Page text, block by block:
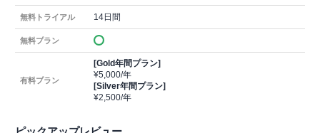
無料トライアル 14日間
無料プラン
有料プラン
[Gold年間プラン]
¥5,000/年
[Silver年間プラン]
¥2,500/年